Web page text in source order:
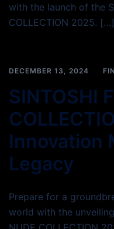
with the launch of the
COLLECTION 2025. […]
DECEMBER 13, 2024
SINTOSHI
Innovation
Legacy
Prepare for a
world with the